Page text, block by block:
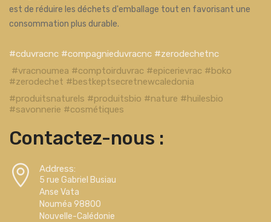
est de réduire les déchets d'emballage tout en favorisant une
consommation plus durable.
#cduvracnc #compagnieduvracnc #zerodechetnc
#vracnoumea #comptoirduvrac #epicerievrac #boko
#zerodechet #bestkeptsecretnewcaledonia
#produitsnaturels #produitsbio #nature #huilesbio
#savonnerie #cosmétiques
Contactez-nous :
Address:
5 rue Gabriel Busiau
Anse Vata
Nouméa 98800
Nouvelle-Calédonie